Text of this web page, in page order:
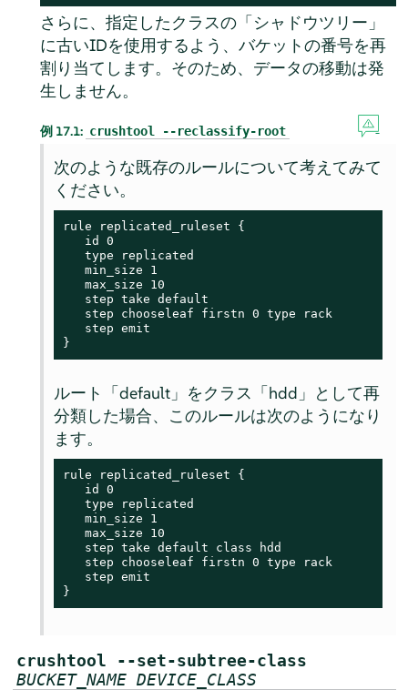
さらに、指定したクラスの「シャドウツリー」
に古いIDを使用するよう、バケットの番号を再
割り当てします。そのため、データの移動は発
生しません。
例 17.1: crushtool --reclassify-root
次のような既存のルールについて考えてみて
ください。
rule replicated_ruleset {
   id 0
   type replicated
   min_size 1
   max_size 10
   step take default
   step chooseleaf firstn 0 type rack
   step emit
}
ルート「default」をクラス「hdd」として再
分類した場合、このルールは次のようになり
ます。
rule replicated_ruleset {
   id 0
   type replicated
   min_size 1
   max_size 10
   step take default class hdd
   step chooseleaf firstn 0 type rack
   step emit
}
crushtool --set-subtree-class
BUCKET_NAME DEVICE_CLASS